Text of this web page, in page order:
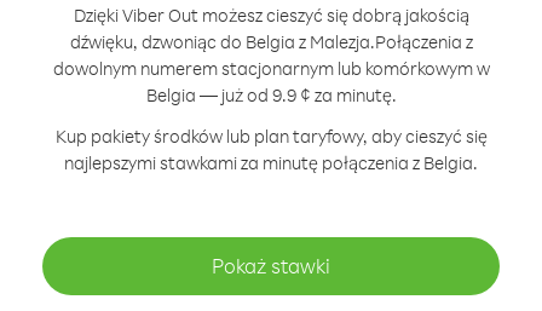
Dzięki Viber Out możesz cieszyć się dobrą jakością
dźwięku, dzwoniąc do Belgia z Malezja.Połączenia z
dowolnym numerem stacjonarnym lub komórkowym w
Belgia — już od 9.9 ¢ za minutę.
Kup pakiety środków lub plan taryfowy, aby cieszyć się
najlepszymi stawkami za minutę połączenia z Belgia.
Pokaż stawki